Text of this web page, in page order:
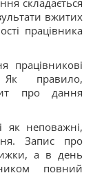
складається
вжитих
працівника
працівникові
Як правило,
про дання
як неповажні,
Запис про
а в день
повний